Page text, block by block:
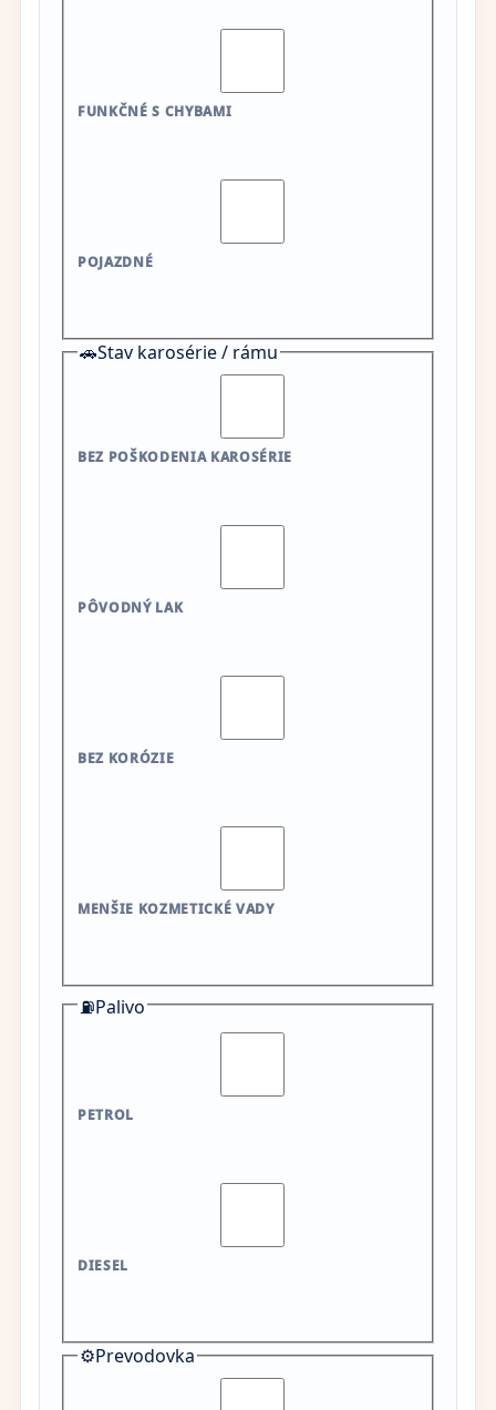
FUNKČNÉ S CHYBAMI
POJAZDNÉ
🚗Stav karosérie / rámu
BEZ POŠKODENIA KAROSÉRIE
PÔVODNÝ LAK
BEZ KORÓZIE
MENŠIE KOZMETICKÉ VADY
⛽Palivo
PETROL
DIESEL
⚙️Prevodovka